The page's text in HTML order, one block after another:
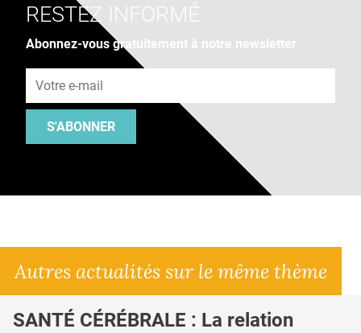
RESTEZ INFORMÉ
Abonnez-vous gratuitement à notre newsletter
S'ABONNER
Autres actualités sur le même thème
SANTÉ CÉRÉBRALE : La relation